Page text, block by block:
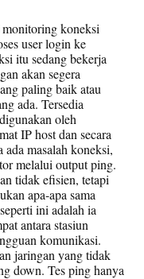
koneksi
user login ke
itu sedang bekerja
akan segera
paling baik atau
ada. Tersedia
oleh
IP host dan secara
masalah koneksi,
melalui output ping.
tidak efisien, tetapi
apa-apa sama
ini adalah ia
antara stasiun
komunikasi.
jaringan yang tidak
down. Tes ping hanya